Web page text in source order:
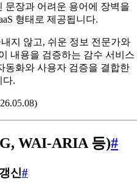
문장과 어려운 용어에 장벽을
형태로 제공됩니다.
지 않고, 쉬운 정보 전문가와
내용을 검증하는 감수 서비스
동화와 사용자 검증을 결합한
다.
WAI-ARIA 등)#
신#